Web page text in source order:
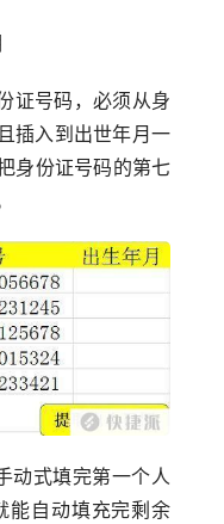
证号码，必须从身
插入到出世年月一
身份证号码的第七
动式填完第一个人
能自动填充完剩余